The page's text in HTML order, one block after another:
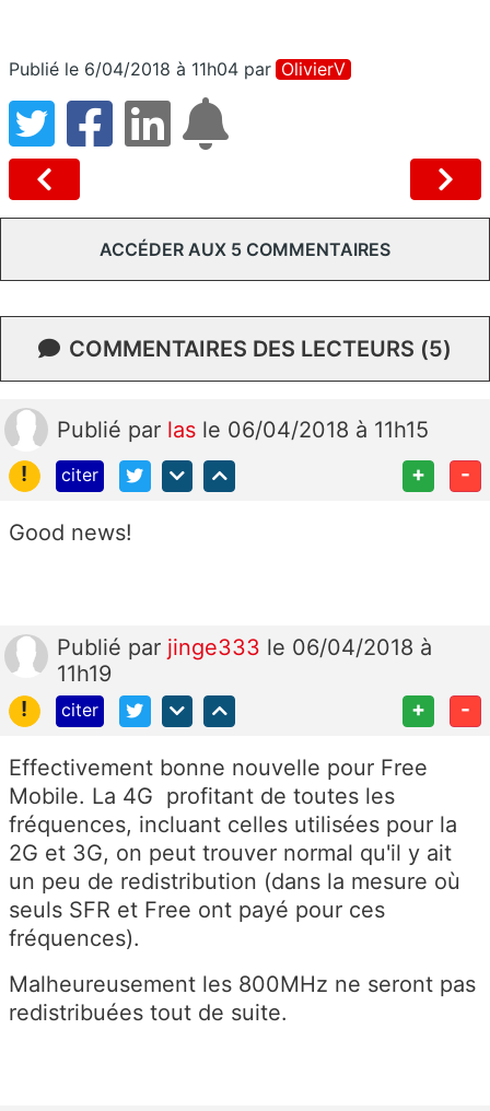
Publié le 6/04/2018 à 11h04 par OlivierV
ACCÉDER AUX 5 COMMENTAIRES
COMMENTAIRES DES LECTEURS (5)
Publié par las le 06/04/2018 à 11h15
!
citer + -
Good news!
Publié par jinge333 le 06/04/2018 à
11h19
!
citer + -
Effectivement bonne nouvelle pour Free
Mobile. La 4G profitant de toutes les
fréquences, incluant celles utilisées pour la
2G et 3G, on peut trouver normal qu'il y ait
un peu de redistribution (dans la mesure où
seuls SFR et Free ont payé pour ces
fréquences).
Malheureusement les 800MHz ne seront pas
redistribuées tout de suite.